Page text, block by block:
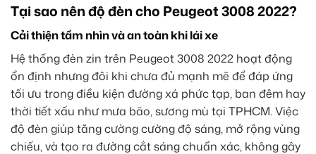
Tại sao nên độ đèn cho Peugeot 3008 2022?
Cải thiện tầm nhìn và an toàn khi lái xe
Hệ thống đèn zin trên Peugeot 3008 2022 hoạt động
ổn định nhưng đôi khi chưa đủ mạnh mẽ để đáp ứng
tối ưu trong điều kiện đường xá phức tạp, ban đêm hay
thời tiết xấu như mưa bão, sương mù tại TPHCM. Việc
độ đèn giúp tăng cường cường độ sáng, mở rộng vùng
chiếu, và tạo ra đường cắt sáng chuẩn xác, không gây